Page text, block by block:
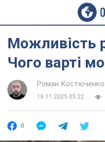
Можливість
Чого варті
Роман Костюченко
16.11.2025 05:22
0